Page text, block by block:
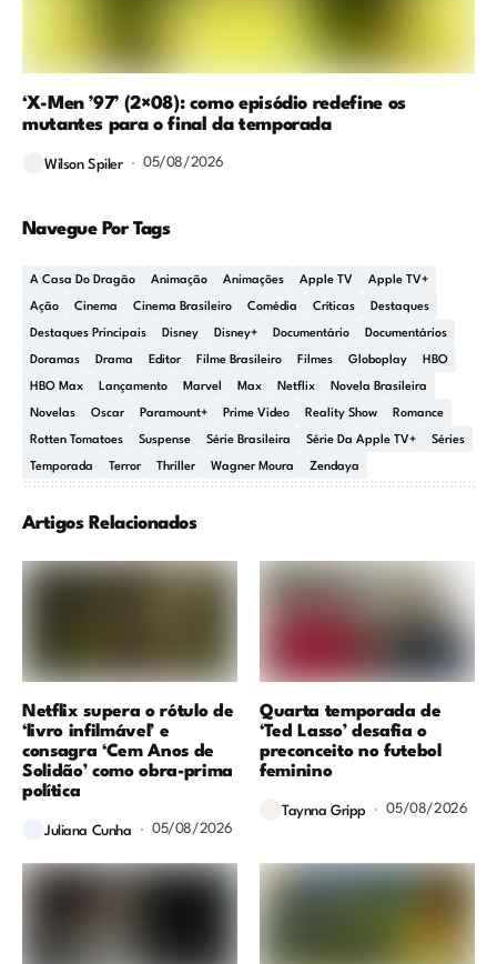
‘X-Men ’97’ (2×08): como episódio redefine os
mutantes para o final da temporada
Wilson Spiler 05/08/2026
Navegue Por Tags
A Casa Do Dragão Animação Animações Apple TV Apple TV+
Ação Cinema Cinema Brasileiro Comédia Críticas Destaques
Destaques Principais Disney Disney+ Documentário Documentários
Doramas Drama Editor Filme Brasileiro Filmes Globoplay HBO
HBO Max Lançamento Marvel Max Netflix Novela Brasileira
Novelas Oscar Paramount+ Prime Video Reality Show Romance
Rotten Tomatoes Suspense Série Brasileira Série Da Apple TV+ Séries
Temporada Terror Thriller Wagner Moura Zendaya
Artigos Relacionados
Netflix supera o rótulo de
‘livro infilmável’ e
consagra ‘Cem Anos de
Solidão’ como obra-prima
política
Juliana Cunha 05/08/2026
Quarta temporada de
‘Ted Lasso’ desafia o
preconceito no futebol
feminino
Taynna Gripp 05/08/2026